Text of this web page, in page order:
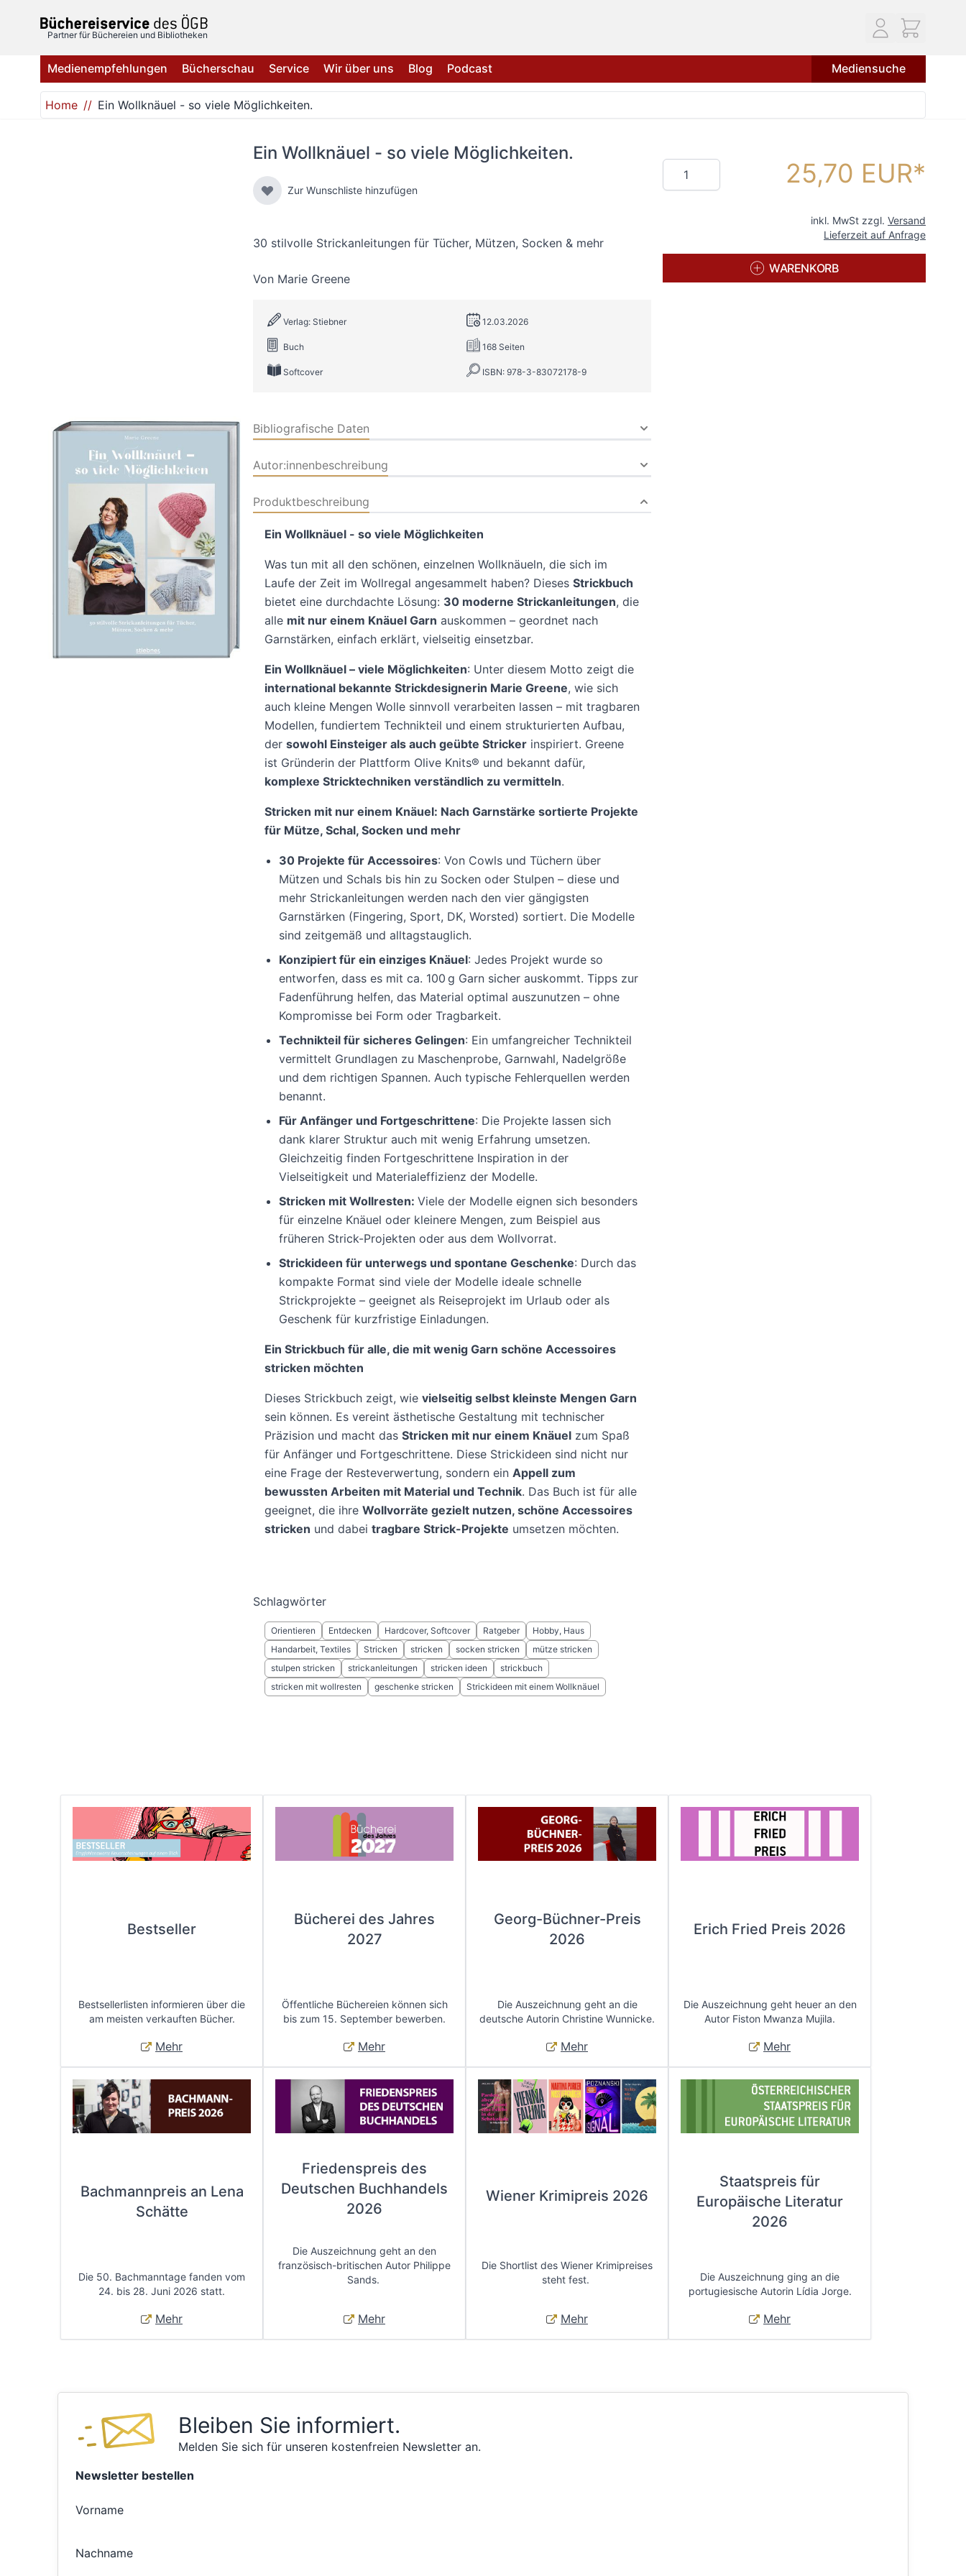
Partner für Büchereien und Bibliotheken
Medienempfehlungen Bücherschau Service Wir über uns Blog Podcast Mediensuche
Home Ein Wollknäuel - so viele Möglichkeiten.
Ein Wollknäuel - so viele Möglichkeiten.
Zur Wunschliste hinzufügen
30 stilvolle Strickanleitungen für Tücher, Mützen, Socken & mehr
Von Marie Greene
Verlag: Stiebner 12.03.2026
Buch 168 Seiten
Softcover ISBN: 978-3-83072178-9
Bibliografische Daten
Autor:innenbeschreibung
Produktbeschreibung
Ein Wollknäuel - so viele Möglichkeiten
Was tun mit all den schönen, einzelnen Wollknäueln, die sich im
Laufe der Zeit im Wollregal angesammelt haben? Dieses Strickbuch
bietet eine durchdachte Lösung: 30 moderne Strickanleitungen, die
alle mit nur einem Knäuel Garn auskommen – geordnet nach
Garnstärken, einfach erklärt, vielseitig einsetzbar.
Ein Wollknäuel – viele Möglichkeiten: Unter diesem Motto zeigt die
international bekannte Strickdesignerin Marie Greene, wie sich
auch kleine Mengen Wolle sinnvoll verarbeiten lassen – mit tragbaren
Modellen, fundiertem Technikteil und einem strukturierten Aufbau,
der sowohl Einsteiger als auch geübte Strickerinspiriert. Greene
ist Gründerin der Plattform Olive Knits® und bekannt dafür,
komplexe Stricktechniken verständlich zu vermitteln.
Stricken mit nur einem Knäuel: Nach Garnstärke sortierte Projekte
für Mütze, Schal, Socken und mehr
30 Projekte für Accessoires: Von Cowls und Tüchern über
Mützen und Schals bis hin zu Socken oder Stulpen – diese und
mehr Strickanleitungen werden nach den vier gängigsten
Garnstärken (Fingering, Sport, DK, Worsted) sortiert. Die Modelle
sind zeitgemäß und alltagstauglich.
Konzipiert für ein einziges Knäuel: Jedes Projekt wurde so
entworfen, dass es mit ca. 100 g Garn sicher auskommt. Tipps zur
Fadenführung helfen, das Material optimal auszunutzen – ohne
Kompromisse bei Form oder Tragbarkeit.
Technikteil für sicheres Gelingen: Ein umfangreicher Technikteil
vermittelt Grundlagen zu Maschenprobe, Garnwahl, Nadelgröße
und dem richtigen Spannen. Auch typische Fehlerquellen werden
benannt.
Für Anfänger und Fortgeschrittene: Die Projekte lassen sich
dank klarer Struktur auch mit wenig Erfahrung umsetzen.
Gleichzeitig finden Fortgeschrittene Inspiration in der
Vielseitigkeit und Materialeffizienz der Modelle.
Stricken mit Wollresten: Viele der Modelle eignen sich besonders
für einzelne Knäuel oder kleinere Mengen, zum Beispiel aus
früheren Strick-Projekten oder aus dem Wollvorrat.
Strickideen für unterwegs und spontane Geschenke: Durch das
kompakte Format sind viele der Modelle ideale schnelle
Strickprojekte – geeignet als Reiseprojekt im Urlaub oder als
Geschenk für kurzfristige Einladungen.
Ein Strickbuch für alle, die mit wenig Garn schöne Accessoires
stricken möchten
Dieses Strickbuch zeigt, wie vielseitig selbst kleinste Mengen Garn
sein können. Es vereint ästhetische Gestaltung mit technischer
Präzision und macht das Stricken mit nur einem Knäuelzum Spaß
für Anfänger und Fortgeschrittene. Diese Strickideen sind nicht nur
eine Frage der Resteverwertung, sondern ein Appell zum
bewussten Arbeiten mit Material und Technik. Das Buch ist für alle
geeignet, die ihre Wollvorräte gezielt nutzen, schöne Accessoires
stricken und dabei tragbare Strick-Projekte umsetzen möchten.
Schlagwörter
Orientieren Entdecken Hardcover, Softcover Ratgeber
Hobby, Haus
Handarbeit, Textiles
Stricken stricken socken stricken
mütze stricken
stulpen stricken
strickanleitungen stricken ideen
strickbuch
stricken mit wollresten
geschenke stricken Strickideen mit einem Wollknäuel
Menge 25,70 EUR
inkl. MwSt zzgl. Versand
Lieferzeit auf Anfrage
WARENKORB
Bestseller
Bestsellerlisten informieren über die
am meisten verkauften Bücher.
Mehr
Bücherei des Jahres
2027
Öffentliche Büchereien können sich
bis zum 15. September bewerben.
Mehr
Georg-Büchner-Preis
2026
Die Auszeichnung geht an die
deutsche Autorin Christine Wunnicke.
Mehr
Erich Fried Preis 2026
Die Auszeichnung geht heuer an den
Autor Fiston Mwanza Mujila.
Mehr
Bachmannpreis an Lena
Schätte
Die 50. Bachmanntage fanden vom
24. bis 28. Juni 2026 statt.
Mehr
Friedenspreis des
Deutschen Buchhandels
2026
Die Auszeichnung geht an den
französisch-britischen Autor Philippe
Sands.
Mehr
Wiener Krimipreis 2026
Die Shortlist des Wiener Krimipreises
steht fest.
Mehr
Staatspreis für
Europäische Literatur
2026
Die Auszeichnung ging an die
portugiesische Autorin Lídia Jorge.
Mehr
Bleiben Sie informiert.
Melden Sie sich für unseren kostenfreien Newsletter an.